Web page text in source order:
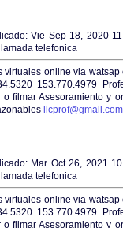
Vie Sep 18, 2020
telefonica
virtuales online via
153.770.4979
o filmar Asesoramiento y
licprof@gmail.com
Mar Oct 26, 2021
telefonica
virtuales online via
153.770.4979
o filmar Asesoramiento y